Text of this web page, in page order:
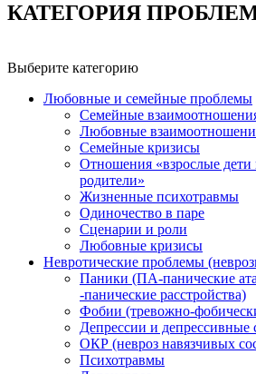
КАТЕГОРИЯ
Выберите категорию
Любовные и семейные проблемы
Семейные
Любовные
Семейные кризисы
Отношения «взрослые
родители»
Жизненные психотравмы
Одиночество в паре
Сценарии и роли
Любовные кризисы
Невротические проблемы
Паники (ПА-панические
-панические расстройства)
Фобии (тревожно-
Депрессии и депрессивные
ОКР (невроз навязчивых
Психотравмы